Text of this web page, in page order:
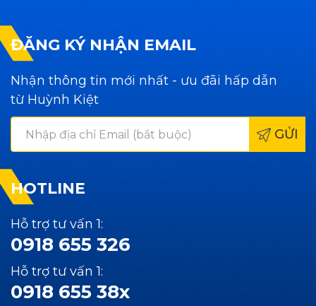
ĐĂNG KÝ NHẬN EMAIL
Nhận thông tin mới nhất - ưu đãi hấp dẫn
từ Huỳnh Kiệt
GỬI
HOTLINE
Hỗ trợ tư vấn 1:
0918 655 326
Hỗ trợ tư vấn 1:
0918 655 38x